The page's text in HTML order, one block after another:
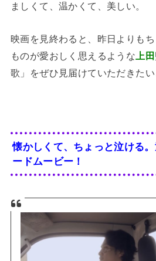
ましくて、温かくて、美しい。
映画を見終わると、昨日よりも
ものが愛おしく思えるような 上田
歌」をぜひ見届けていただきたい
懐かしくて、ちょっと泣ける
ードムービー！